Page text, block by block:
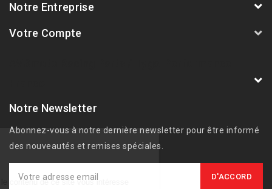
Notre Entreprise
Votre Compte
Notre Newsletter
Abonnez-vous à notre dernière newsletter pour être informé
des nouveautés et remises spéciales.